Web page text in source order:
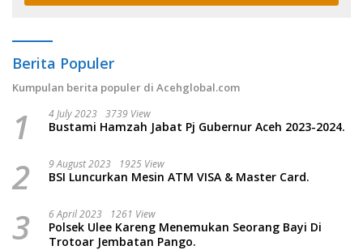
Berita Populer
Kumpulan berita populer di Acehglobal.com
1 4 July 2023 3739 View
Bustami Hamzah Jabat Pj Gubernur Aceh 2023-2024.
2 9 August 2023 1925 View
BSI Luncurkan Mesin ATM VISA & Master Card.
3 6 April 2023 1261 View
Polsek Ulee Kareng Menemukan Seorang Bayi Di
Trotoar Jembatan Pango.